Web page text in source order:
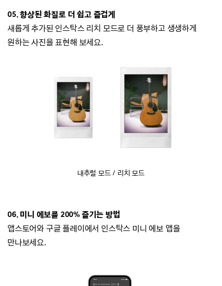
05. 향상된 화질로 더 쉽고 즐겁게
새롭게 추가된 인스탁스 리치 모드로 더 풍부하고 생생하게
원하는 사진을 표현해 보세요.
내추럴 모드 / 리치 모드
06. 미니 에보를 200% 즐기는 방법
앱스토어와 구글 플레이에서 인스탁스 미니 에보 앱을
만나보세요.